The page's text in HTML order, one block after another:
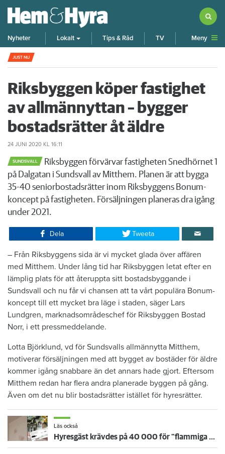
Nyheter Lokalt Tips & Råd TV Meny
JUST NU
Riksbyggen köper fastighet
av allmännyttan – bygger
bostadsrätter åt äldre
24 JUNI 2020 KL 16:11
SUNDSVALL
Riksbyggen förvärvar fastigheten Snedhörnet 1
på Dalgatan i Sundsvall av Mitthem. Planen är att bygga
35-40 seniorbostadsrätter inom Riksbyggens Bonum-
koncept på fastigheten. Försäljningen planeras dra igång
under 2021.
Dela Tweeta
– Från Riksbyggens sida är vi mycket glada över affären
med Mitthem. Under lång tid har Riksbyggen letat efter en
lämplig plats för att återuppta sitt bostadsbyggande i
Sundsvall och nu får vi chansen att ta vårt populära Bonum-
koncept till ett mycket bra läge i staden, säger Lars
Lundgren, marknadsområdeschef för Riksbyggen Bostad
Norr, i ett pressmeddelande.
Lotta Björklund, vd för Sundsvalls allmännytta Mitthem,
motiverar försäljningen med att bygget av bostäder för äldre
kommer igång snabbare än det annars hade gjort. Eftersom
Mitthem redan har flera andra planerade byggen på gång.
Även om det nu blir bostadsrätter istället för hyresrätter.
Läs också
Hyresgäst krävdes på 40 000 för "flammiga väggar" – därför höll inte värdens bevis i rätten